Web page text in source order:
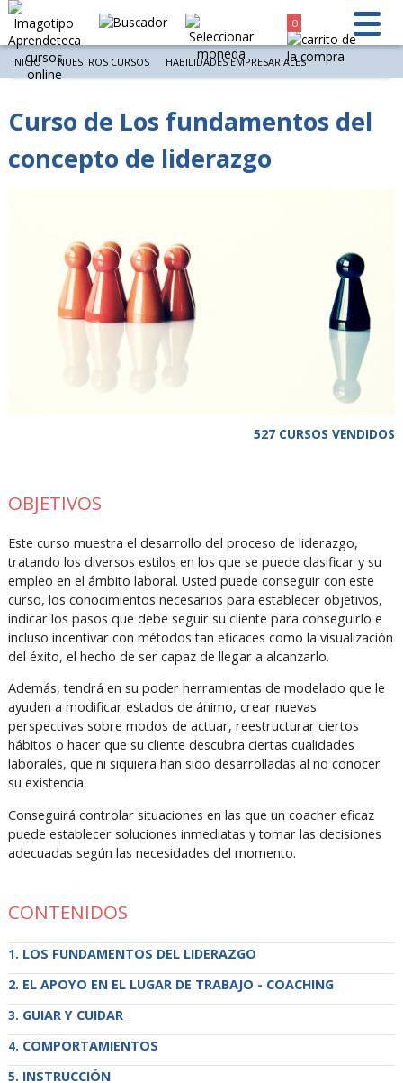
0
INICIO NUESTROS CURSOS HABILIDADES EMPRESARIALES
Curso de Los fundamentos del
concepto de liderazgo
527 CURSOS VENDIDOS
OBJETIVOS
Este curso muestra el desarrollo del proceso de liderazgo,
tratando los diversos estilos en los que se puede clasificar y su
empleo en el ámbito laboral. Usted puede conseguir con este
curso, los conocimientos necesarios para establecer objetivos,
indicar los pasos que debe seguir su cliente para conseguirlo e
incluso incentivar con métodos tan eficaces como la visualización
del éxito, el hecho de ser capaz de llegar a alcanzarlo.
Además, tendrá en su poder herramientas de modelado que le
ayuden a modificar estados de ánimo, crear nuevas
perspectivas sobre modos de actuar, reestructurar ciertos
hábitos o hacer que su cliente descubra ciertas cualidades
laborales, que ni siquiera han sido desarrolladas al no conocer
su existencia.
Conseguirá controlar situaciones en las que un coacher eficaz
puede establecer soluciones inmediatas y tomar las decisiones
adecuadas según las necesidades del momento.
CONTENIDOS
LOS FUNDAMENTOS DEL LIDERAZGO
EL APOYO EN EL LUGAR DE TRABAJO - COACHING
GUIAR Y CUIDAR
COMPORTAMIENTOS
INSTRUCCIÓN